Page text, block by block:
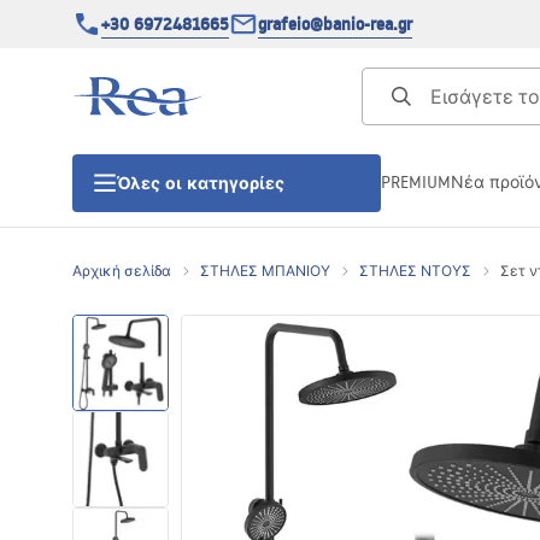
+30 6972481665 grafeio@banio-rea.gr
Όλες οι κατηγορίες
Πόρτες ντουζίερας
ΣΙΦΩΝΙΑ ΔΑΠΕΔΟΥ
PREMIUMΝέα
Αρχική σελίδα ΣΤΗΛΕΣ ΜΠΑΝΙΟΥ ΣΤΗΛΕΣ ΝΤΟΥΣ Σετ